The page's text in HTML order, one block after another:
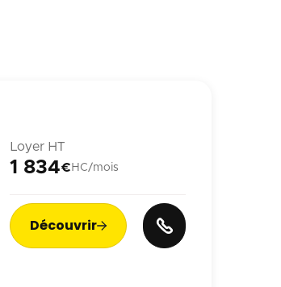
Loyer HT
1 834€ HC/mois
Découvrir 